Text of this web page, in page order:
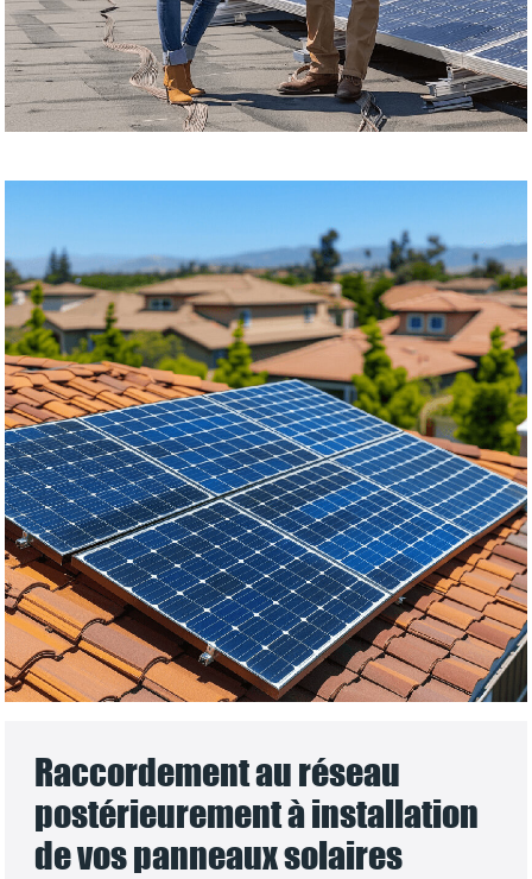
Raccordement au réseau
postérieurement à installation
de vos panneaux solaires